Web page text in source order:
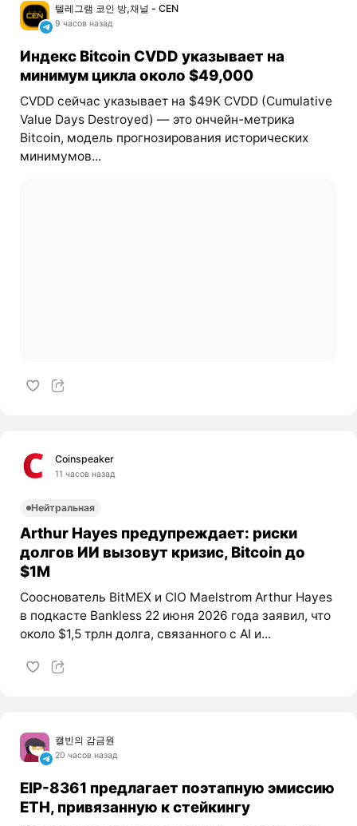
텔레그램 코인 방,채널 - CEN
9 часов назад
Индекс Bitcoin CVDD указывает на
минимум цикла около $49,000
CVDD сейчас указывает на $49K CVDD (Cumulative
Value Days Destroyed) — это ончейн-метрика
Bitcoin, модель прогнозирования исторических
минимумов...
Coinspeaker
11 часов назад
Нейтральная
Arthur Hayes предупреждает: риски
долгов ИИ вызовут кризис, Bitcoin до
$1M
Сооснователь BitMEX и CIO Maelstrom Arthur Hayes
в подкасте Bankless 22 июня 2026 года заявил, что
около $1,5 трлн долга, связанного с AI и...
캘빈의 감금원
20 часов назад
EIP-8361 предлагает поэтапную эмиссию
ETH, привязанную к стейкингу